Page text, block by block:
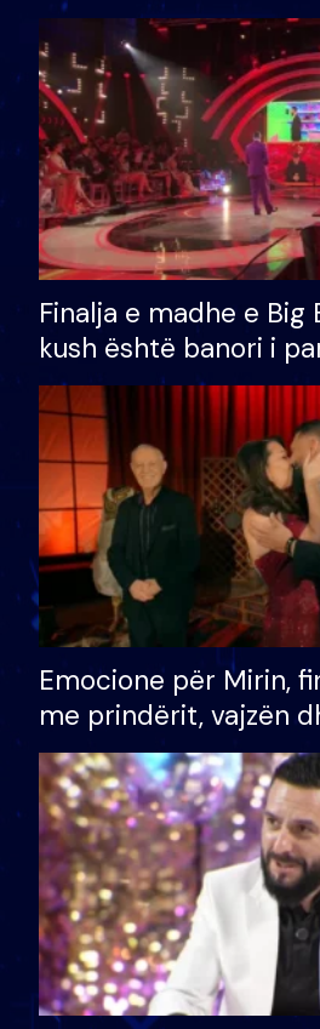
Finalja e madhe e Big
kush është banori i
shtëpinë dhe humb
të fituar çmimin e
Emocione për Mirin,
me prindërit, vajzën
bashkëshorten:
divorci apo jo?